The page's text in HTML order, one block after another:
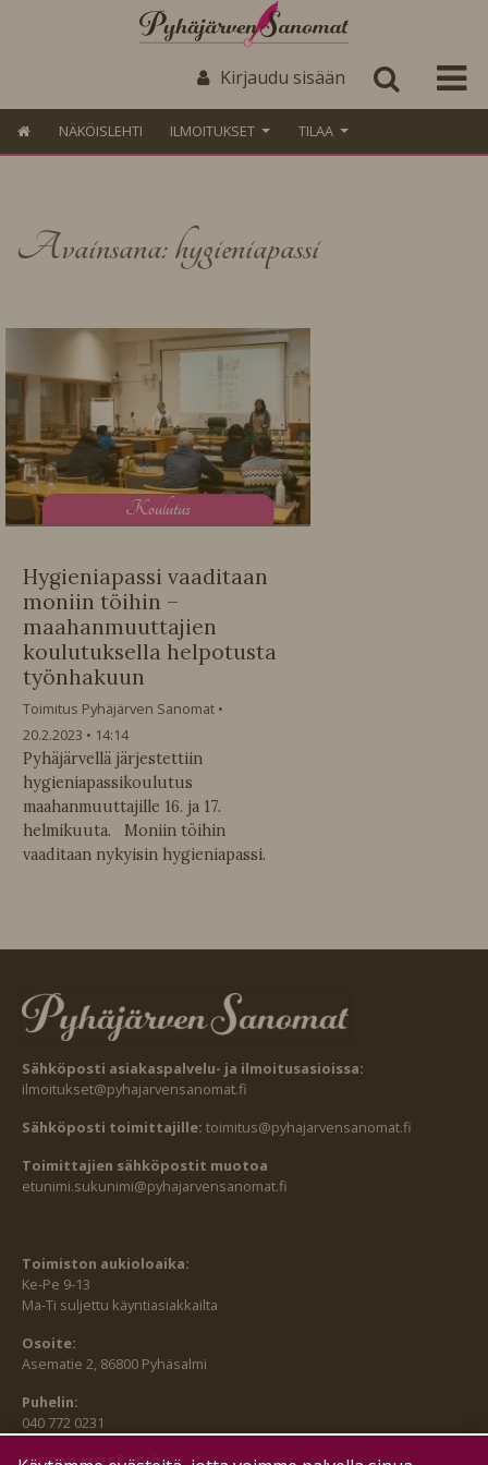
Kirjaudu sisään
NÄKÖISLEHTI ILMOITUKSET TILAA
Avainsana: hygieniapassi
Koulutus
Hygieniapassi vaaditaan
moniin töihin –
maahanmuuttajien
koulutuksella helpotusta
työnhakuun
Toimitus Pyhäjärven Sanomat
20.2.2023
14:14
Pyhäjärvellä järjestettiin
hygieniapassikoulutus
maahanmuuttajille 16. ja 17.
helmikuuta. Moniin töihin
vaaditaan nykyisin hygieniapassi.
Sähköposti asiakaspalvelu- ja ilmoitusasioissa:
ilmoitukset@pyhajarvensanomat.fi
Sähköposti toimittajille: toimitus@pyhajarvensanomat.fi
Toimittajien sähköpostit muotoa
etunimi.sukunimi@pyhajarvensanomat.fi
Toimiston aukioloaika:
Ke-Pe 9-13
Ma-Ti suljettu käyntiasiakkailta
Osoite:
Asematie 2, 86800 Pyhäsalmi
Puhelin:
040 772 0231